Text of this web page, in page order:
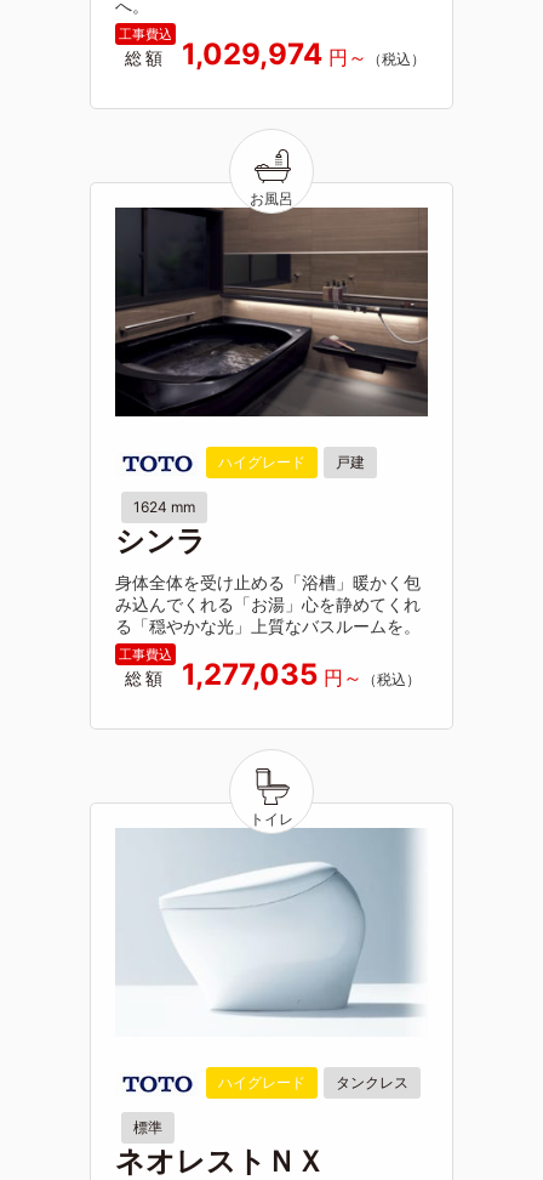
へ。
総額 1,029,974
ハイグレード 戸建
1624 mm
シンラ
身体全体を受け止める「浴槽」暖かく包
み込んでくれる「お湯」心を静めてくれ
る「穏やかな光」上質なバスルームを。
総額 1,277,035
ハイグレード タンクレス
標準
ネオレストＮＸ